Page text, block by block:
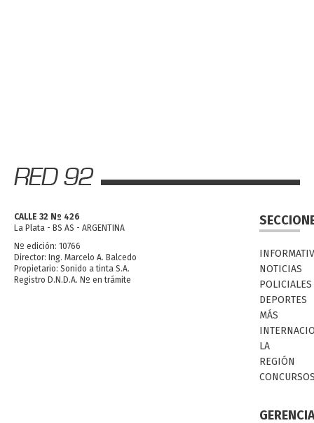
CALLE 32 Nº 426
La Plata - BS AS - ARGENTINA
Nº edición: 10766
Director: Ing. Marcelo A. Balcedo
Propietario: Sonido a tinta S.A.
Registro D.N.D.A. Nº en trámite
NOTICIAS
POLICIALES
DEPORTES
MÁS
LA
REGIÓN